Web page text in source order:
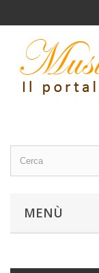
MENÙ